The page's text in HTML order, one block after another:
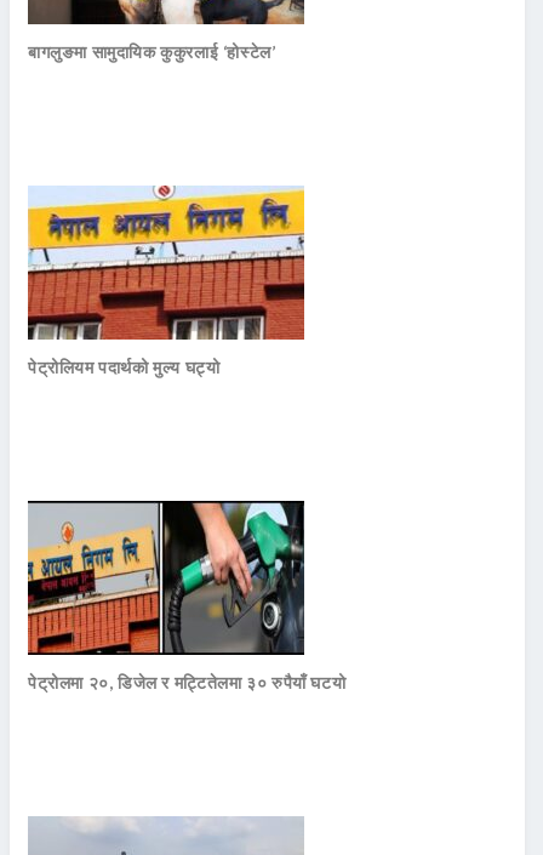
बागलुङमा सामुदायिक कुकुरलाई ‘होस्टेल’
पेट्रोलियम पदार्थको मुल्य घट्यो
पेट्रोलमा २०, डिजेल र मट्टितेलमा ३० रुपैयाँ घटयो